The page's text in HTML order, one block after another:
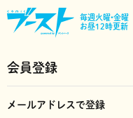
毎週火曜•金曜
お昼12時更新
会員登録
メールアドレスで登録